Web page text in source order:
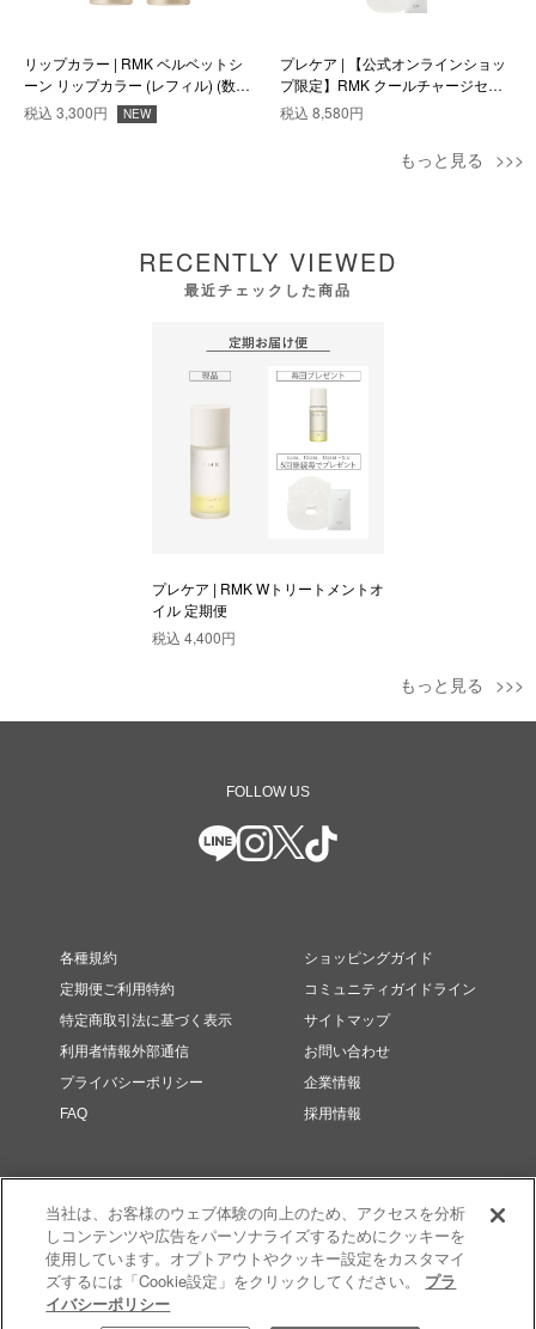
リップカラー | RMK ベルベットシ
ーン リップカラー (レフィル) (数量
限定色) EX-06
税込 3,300円 NEW
プレケア | 【公式オンラインショッ
プ限定】RMK クールチャージセッ
ト
税込 8,580円
もっと見る
RECENTLY VIEWED
最近チェックした商品
プレケア | RMK Wトリートメントオ
イル 定期便
税込 4,400円
もっと見る
FOLLOW US
各種規約
定期便ご利用特約
特定商取引法に基づく表示
利用者情報外部通信
プライバシーポリシー
FAQ
ショッピングガイド
コミュニティガイドライン
サイトマップ
お問い合わせ
企業情報
採用情報
当社は、お客様のウェブ体験の向上のため、アクセスを分析
しコンテンツや広告をパーソナライズするためにクッキーを
使用しています。オプトアウトやクッキー設定をカスタマイ
ズするには「Cookie設定」をクリックしてください。 プラ
イバシーポリシー